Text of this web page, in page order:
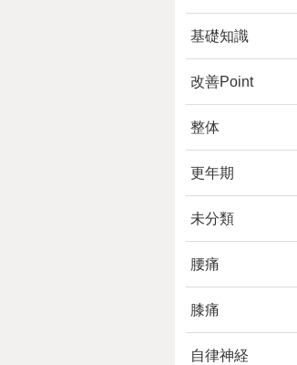
基礎知識
改善Point
整体
更年期
未分類
腰痛
膝痛
自律神経